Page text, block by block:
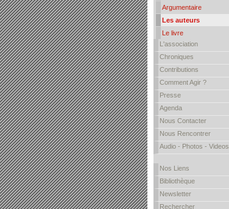
Argumentaire
Les auteurs
Le livre
L'association
Chroniques
Contributions
Comment Agir ?
Presse
Agenda
Nous Contacter
Nous Rencontrer
Audio - Photos - Videos
Nos Liens
Bibliothèque
Newsletter
Rechercher